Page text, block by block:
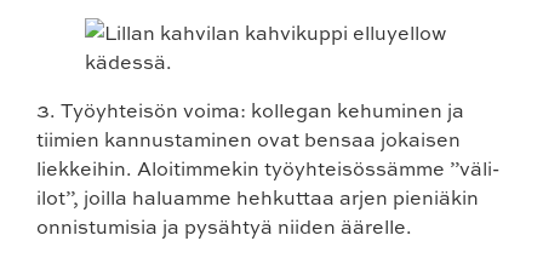
3. Työyhteisön voima: kollegan kehuminen ja
tiimien kannustaminen ovat bensaa jokaisen
liekkeihin. Aloitimmekin työyhteisössämme ”väli-
ilot”, joilla haluamme hehkuttaa arjen pieniäkin
onnistumisia ja pysähtyä niiden äärelle.